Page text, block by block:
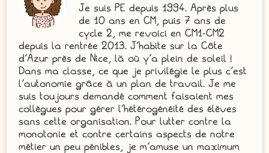
Je suis PE depuis 1994. Après plus
de 10 ans en CM, puis 7 ans de
cycle 2, me revoici en CM1-CM2
depuis la rentrée 2013. J'habite sur la Côte
d'Azur près de Nice, là où y'a plein de soleil !
Dans ma classe, ce que je privilégie le plus c'est
l'autonomie grâce à un plan de travail. Je me
suis toujours demandé comment faisaient mes
collègues pour gérer l'hétérogénéité des élèves
sans cette organisation. Pour lutter contre la
monotonie et contre certains aspects de notre
métier un peu pénibles, je m'amuse un maximum